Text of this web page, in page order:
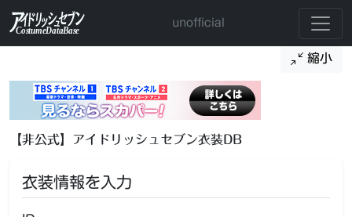
unofficial
縮小
【非公式】アイドリッシュセブン衣装DB
衣装情報を入力